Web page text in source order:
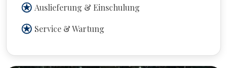
Auslieferung & Einschulung
Service & Wartung